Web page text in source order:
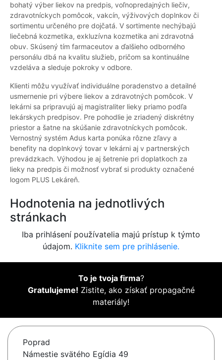
bohatý výber liekov na predpis, voľnopredajných liečiv,
zdravotníckych pomôcok, vakcín, výživových doplnkov či
sortimentu určeného pre dojčatá. V sortimente nechýbajú
liečebná kozmetika, exkluzívna kozmetika ani zdravotná
obuv. Skúsený tím farmaceutov a ďalšieho odborného
personálu dbá na kvalitu služieb, pričom sa kontinuálne
vzdeláva a sleduje pokroky v odbore.
Klienti môžu využívať individuálne poradenstvo a detailné
usmernenie pri výbere liekov a zdravotných pomôcok. V
lekárni sa pripravujú aj magistraliter lieky priamo podľa
lekárskych predpisov. Pre pohodlie je zriadený diskrétny
priestor a šatne na skúšanie zdravotníckych pomôcok.
Vernostný systém Adus karta ponúka rôzne zľavy a
benefity na doplnkový tovar v lekárni aj v partnerských
prevádzkach. Výhodou je aj šetrenie pri doplatkoch za
lieky na predpis či možnosť vybrať si produkty označené
logom PLUS Lekáreň.
Hodnotenia na jednotlivých
stránkach
Iba prihlásení používatelia majú prístup k týmto
údajom. Kliknite sem pre prihlásenie.
To je tvoja firma?
Gratulujeme! Zistite, ako získať propagačné
materiály!
Poprad
Námestie svätého Egídia 49